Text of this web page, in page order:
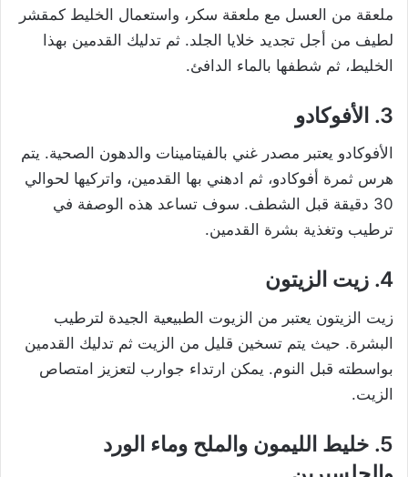
ملعقة من العسل مع ملعقة سكر، واستعمال الخليط كمقشر
لطيف من أجل تجديد خلايا الجلد. ثم تدليك القدمين بهذا
الخليط، ثم شطفها بالماء الدافئ.
3. الأفوكادو
الأفوكادو يعتبر مصدر غني بالفيتامينات والدهون الصحية. يتم
هرس ثمرة أفوكادو، ثم ادهني بها القدمين، واتركيها لحوالي
30 دقيقة قبل الشطف. سوف تساعد هذه الوصفة في
ترطيب وتغذية بشرة القدمين.
4. زيت الزيتون
زيت الزيتون يعتبر من الزيوت الطبيعية الجيدة لترطيب
البشرة. حيث يتم تسخين قليل من الزيت ثم تدليك القدمين
بواسطته قبل النوم. يمكن ارتداء جوارب لتعزيز امتصاص
الزيت.
5. خليط الليمون والملح وماء الورد